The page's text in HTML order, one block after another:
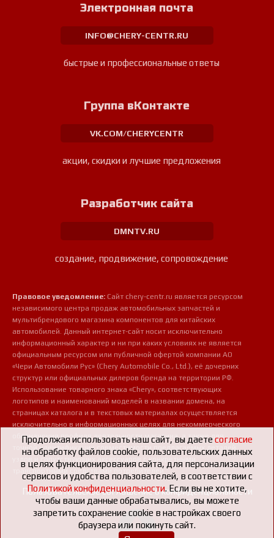
Электронная почта
INFO@CHERY-CENTR.RU
быстрые и профессиональные ответы
Группа вКонтакте
VK.COM/CHERYCENTR
акции, скидки и лучшие предложения
Разработчик сайта
DMNTV.RU
создание, продвижение, сопровождение
Правовое уведомление: Сайт chery-centr.ru является ресурсом
независимого центра продаж автомобильных запчастей и
мультибрендового магазина компонентов для китайских
автомобилей. Данный интернет-сайт носит исключительно
информационный характер и ни при каких условиях не является
официальным ресурсом или публичной офертой компании АО
«Чери Автомобили Рус» (Chery Automobile Co., Ltd.), её дочерних
структур или официальных дилеров бренда на территории РФ.
Использование товарного знака «Chery», соответствующих
логотипов и наименований моделей в названии домена, на
страницах каталога и в текстовых материалах осуществляется
исключительно в информационных целях для некоммерческого
обозначения профиля деятельности магазина, а также для
точной идентификации совместимости предлагаемых деталей,
узлов и сопутствующих аксессуаров с конкретными
транспортными средствами потребителей.
Пользовательское соглашение о конфиденциальности
Продолжая использовать наш сайт, вы даетесогласие
на обработку файлов cookie, пользовательских данных
в целях функционирования сайта, для персонализации
сервисов и удобства пользователей, в соответствии с
Политикой конфиденциальности. Если вы не хотите,
чтобы ваши данные обрабатывались, вы можете
запретить сохранение cookie в настройках своего
браузера или покинуть сайт.